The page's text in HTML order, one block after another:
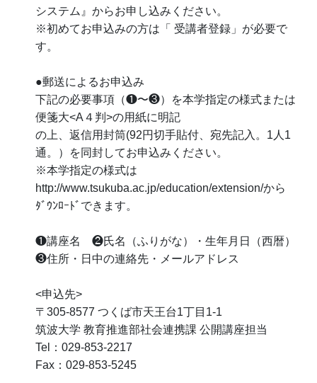
システム』からお申し込みください。
※初めてお申込みの方は「 受講者登録」が必要で
す。
●郵送によるお申込み
下記の必要事項（❶〜❸）を本学指定の様式または
便箋大<A４判>の用紙に明記
の上、返信用封筒(92円切手貼付、宛先記入。1人1
通。）を同封してお申込みください。
※本学指定の様式は
http://www.tsukuba.ac.jp/education/extension/から
ﾀﾞｳﾝﾛｰﾄﾞできます。
❶講座名 ❷氏名（ふりがな）・生年月日（西暦）
❸住所・日中の連絡先・メールアドレス
<申込先>
〒305-8577 つくば市天王台1丁目1-1
筑波大学 教育推進部社会連携課 公開講座担当
Tel：029-853-2217
Fax：029-853-5245